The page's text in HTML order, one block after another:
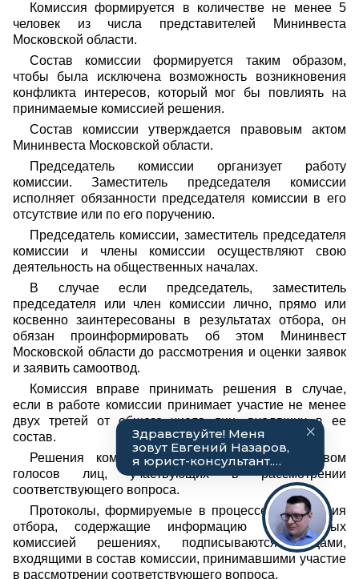
Комиссия формируется в количестве не менее 5
человек из числа представителей Мининвеста
Московской области.
Состав комиссии формируется таким образом,
чтобы была исключена возможность возникновения
конфликта интересов, который мог бы повлиять на
принимаемые комиссией решения.
Состав комиссии утверждается правовым актом
Мининвеста Московской области.
Председатель комиссии организует работу
комиссии. Заместитель председателя комиссии
исполняет обязанности председателя комиссии в его
отсутствие или по его поручению.
Председатель комиссии, заместитель председателя
комиссии и члены комиссии осуществляют свою
деятельность на общественных началах.
В случае если председатель, заместитель
председателя или член комиссии лично, прямо или
косвенно заинтересованы в результатах отбора, он
обязан проинформировать об этом Мининвест
Московской области до рассмотрения и оценки заявок
и заявить самоотвод.
Комиссия вправе принимать решения в случае,
если в работе комиссии принимает участие не менее
двух третей от общего числа лиц, входящих в ее
состав.
Решения комиссии принимаются большинством
голосов лиц, участвующих в рассмотрении
соответствующего вопроса.
Протоколы, формируемые в процессе проведения
отбора, содержащие информацию о принятых
комиссией решениях, подписываются лицами,
входящими в состав комиссии, принимавшими участие
в рассмотрении соответствующего вопроса.